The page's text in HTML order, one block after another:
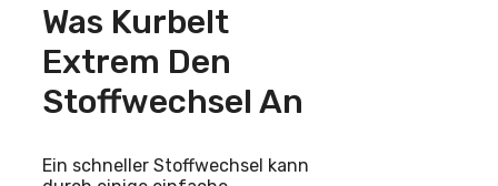
Was Kurbelt
Extrem Den
Stoffwechsel An
Ein schneller Stoffwechsel kann